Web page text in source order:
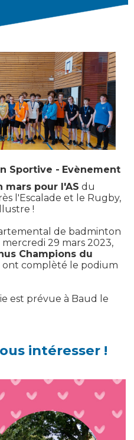
Sportive
Evènement
mars pour l'AS du
l'Escalade et le Rugby,
!
de badminton
29 mars 2023,
Champions du
ont complèté le podium
est prévue à Baud le
intéresser !